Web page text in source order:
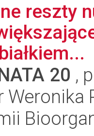
reszty
20 ,
Weronika